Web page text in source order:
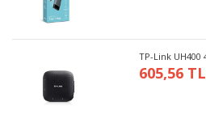
TP-Link UH400
605,56 TL